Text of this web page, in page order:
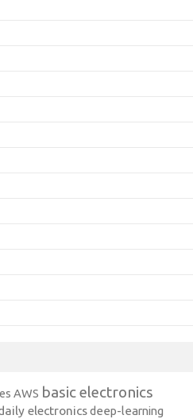
AWS basic electronics
electronicsdeep-learning